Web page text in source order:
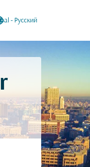
- Русский